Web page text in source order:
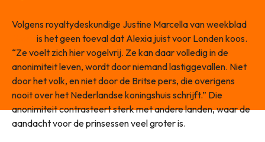
Volgens royaltydeskundige Justine Marcella van weekblad
is het geen toeval dat Alexia juist voor Londen koos.
“Ze voelt zich hier vogelvrij. Ze kan daar volledig in de
anonimiteit leven, wordt door niemand lastiggevallen. Niet
door het volk, en niet door de Britse pers, die overigens
nooit over het Nederlandse koningshuis schrijft.” Die
anonimiteit contrasteert sterk met andere landen, waar de
aandacht voor de prinsessen veel groter is.